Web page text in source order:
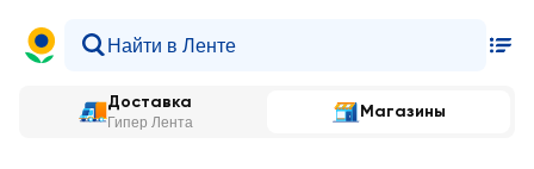
Доставка
Гипер Лента
Магазины